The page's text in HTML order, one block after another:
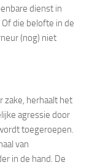
dienst in
die belofte in de
(nog) niet
zake, herhaalt het
agressie door
toegeroepen.
van
in de hand. De